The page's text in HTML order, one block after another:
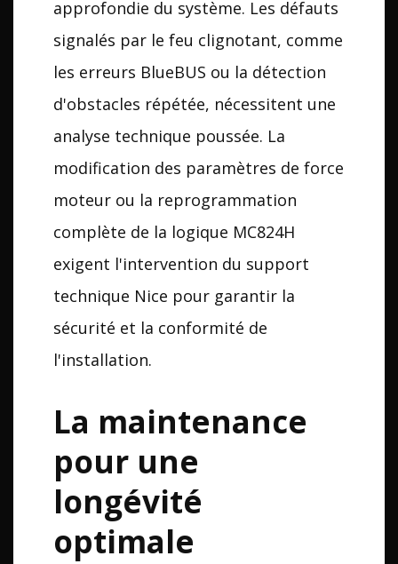
approfondie du système. Les défauts
signalés par le feu clignotant, comme
les erreurs BlueBUS ou la détection
d'obstacles répétée, nécessitent une
analyse technique poussée. La
modification des paramètres de force
moteur ou la reprogrammation
complète de la logique MC824H
exigent l'intervention du support
technique Nice pour garantir la
sécurité et la conformité de
l'installation.
La maintenance
pour une
longévité
optimale